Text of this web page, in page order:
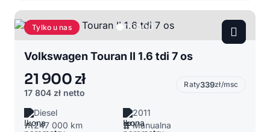
Tylko u nas
Volkswagen Touran II 1.6 tdi 7 os
21 900 zł
17 804 zł netto
Raty339zł/msc
Diesel
2011
247 000 km
Manualna